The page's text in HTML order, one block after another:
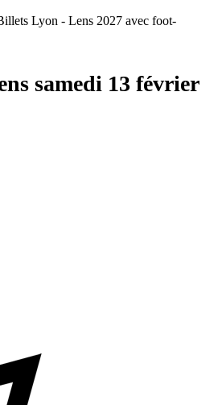
Lyon - Lens 2027 avec foot-
samedi 13 février